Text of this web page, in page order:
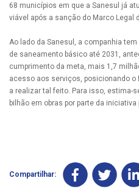
68 municípios em que a Sanesul já
viável após a sanção do Marco Legal
Ao lado da Sanesul, a companhia
de saneamento básico até 2031,
cumprimento da meta, mais 1,7
acesso aos serviços, posicionando o
a realizar tal feito. Para isso, estima-
bilhão em obras por parte da iniciativa
Compartilhar: